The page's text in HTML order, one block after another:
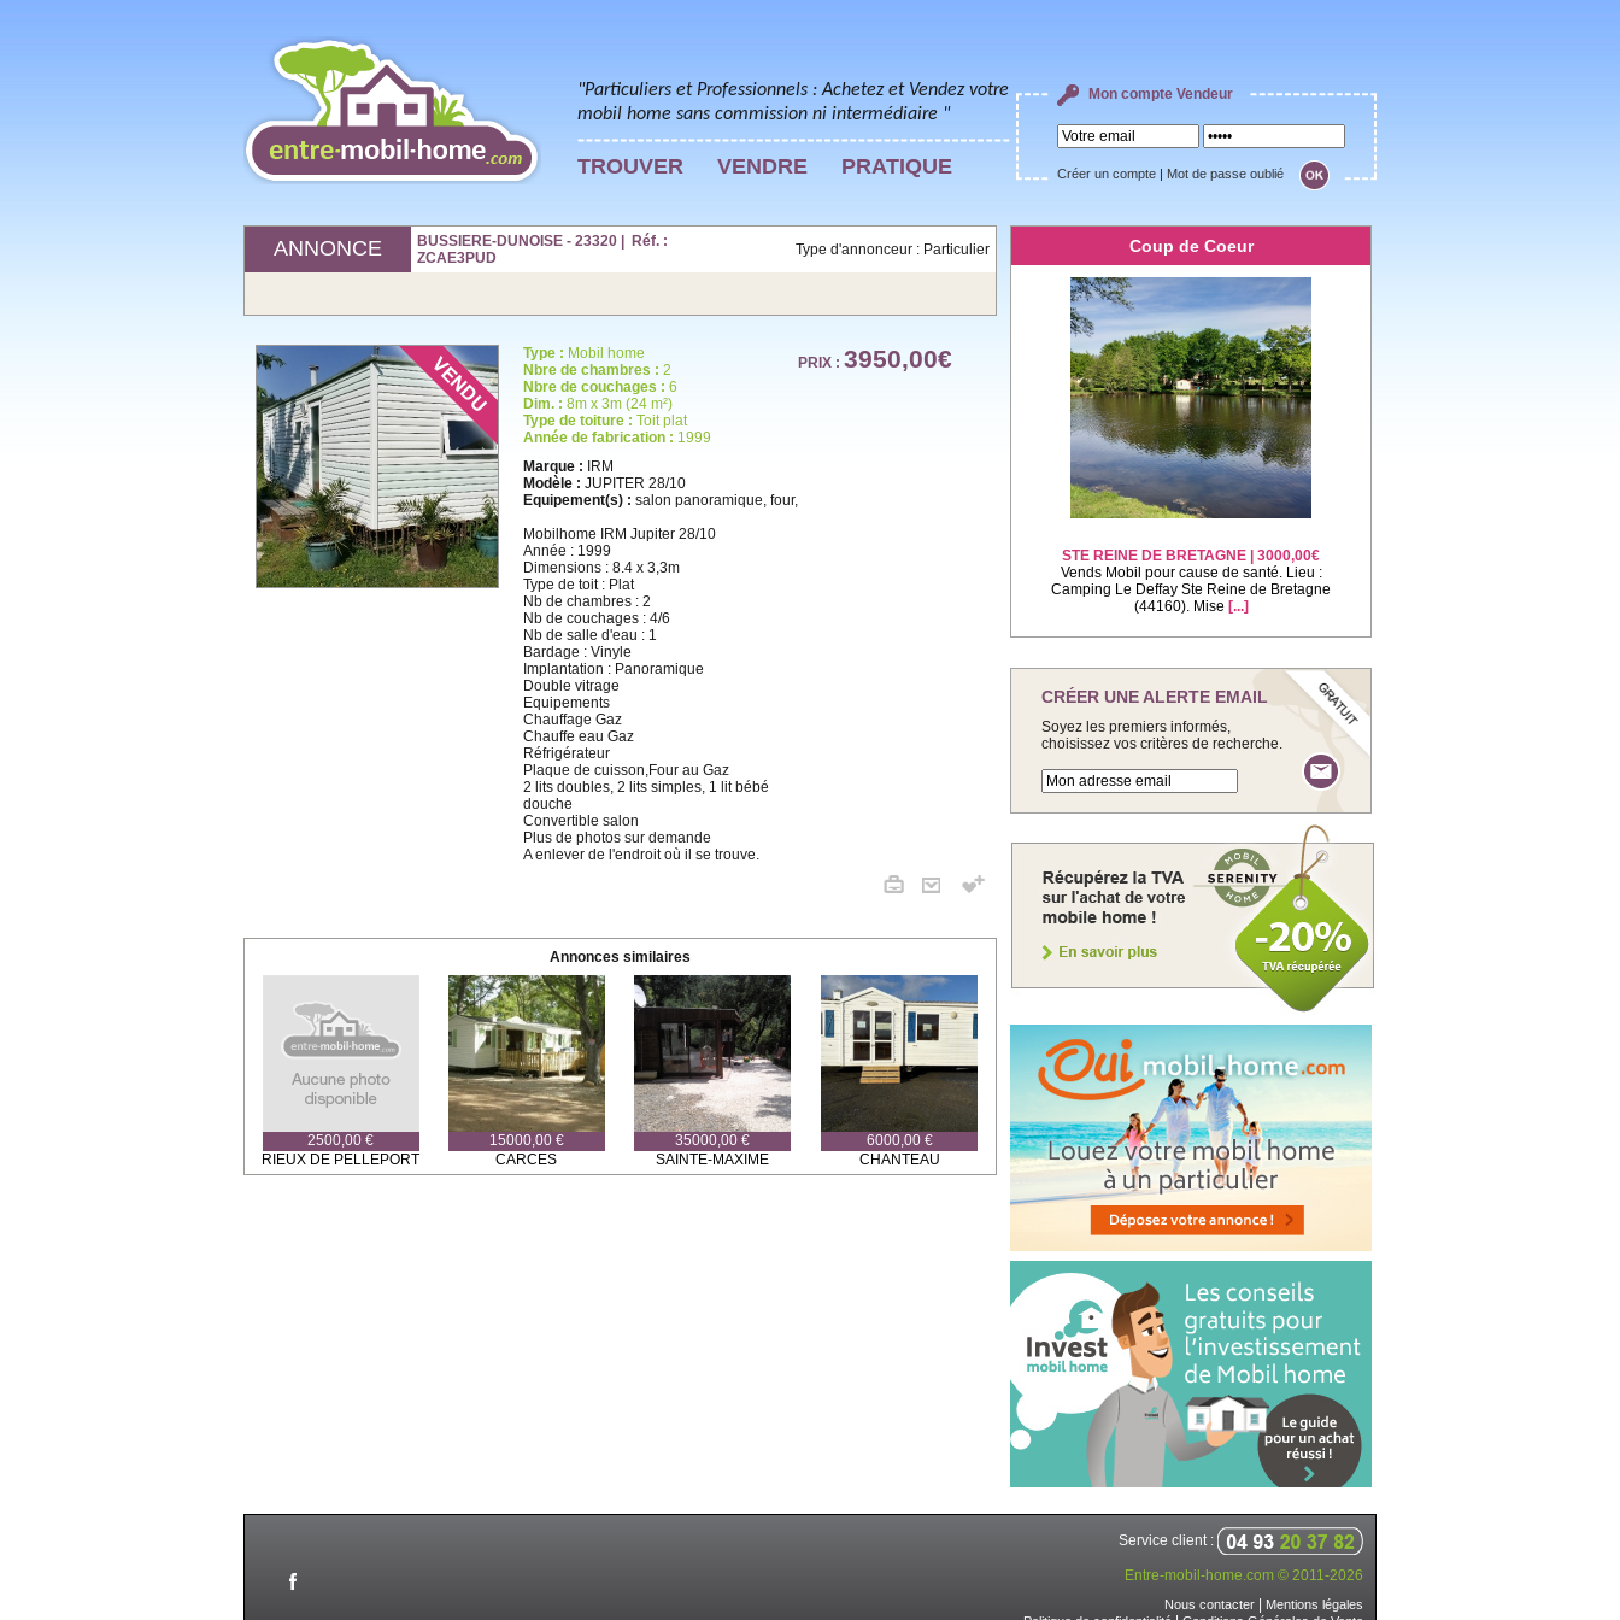
"Particuliers et Professionnels : Achetez et Vendez votre
mobil home sans commission ni intermédiaire "
TROUVER VENDRE PRATIQUE
Mon compte Vendeur
Créer un compte Mot de passe oublié
ANNONCE
BUSSIERE-DUNOISE - 23320 | Réf. :
ZCAE3PUD
Type d'annonceur : Particulier
Type : Mobil home
Nbre de chambres : 2
Nbre de couchages : 6
Dim. : 8m x 3m (24 m²)
Type de toiture : Toit plat
Année de fabrication : 1999
PRIX : 3950,00€
Marque : IRM
Modèle : JUPITER 28/10
Equipement(s) : salon panoramique, four,
Mobilhome IRM Jupiter 28/10
Année : 1999
Dimensions : 8.4 x 3,3m
Type de toit : Plat
Nb de chambres : 2
Nb de couchages : 4/6
Nb de salle d'eau : 1
Bardage : Vinyle
Implantation : Panoramique
Double vitrage
Equipements
Chauffage Gaz
Chauffe eau Gaz
Réfrigérateur
Plaque de cuisson,Four au Gaz
2 lits doubles, 2 lits simples, 1 lit bébé
douche
Convertible salon
Plus de photos sur demande
A enlever de l'endroit où il se trouve.
Annonces similaires
2500,00 €
RIEUX DE PELLEPORT
15000,00 €
CARCES
35000,00 €
SAINTE-MAXIME
6000,00 €
CHANTEAU
Coup de Coeur
STE REINE DE BRETAGNE | 3000,00€
Vends Mobil pour cause de santé. Lieu :
Camping Le Deffay Ste Reine de Bretagne
(44160). Mise [...]
CRÉER UNE ALERTE EMAIL
Soyez les premiers informés,
choisissez vos critères de recherche.
Service client :
Entre-mobil-home.com © 2011-2026
Nous contacter
Mentions légales